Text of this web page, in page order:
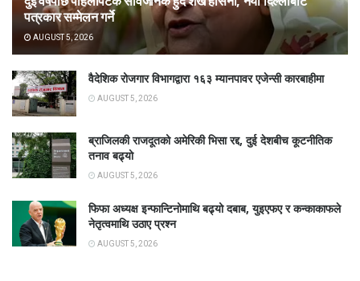
पत्रकार सम्मेलन गर्ने
AUGUST 5, 2026
वैदेशिक रोजगार विभागद्वारा १६३ म्यानपावर एजेन्सी कारबाहीमा
AUGUST 5, 2026
ब्राजिलकी राजदूतको अमेरिकी भिसा रद्द, दुई देशबीच कूटनीतिक
तनाव बढ्यो
AUGUST 5, 2026
फिफा अध्यक्ष इन्फान्टिनोमाथि बढ्यो दबाब, युइएफए र कन्काकाफले
नेतृत्वमाथि उठाए प्रश्न
AUGUST 5, 2026